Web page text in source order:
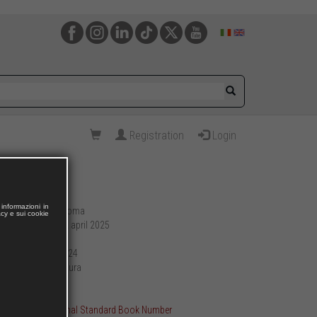
Registration Login
Publishing place: Roma
02 april 2025
17 x 24
brossura
ISBN International Standard Book Number
in
e sui cookie